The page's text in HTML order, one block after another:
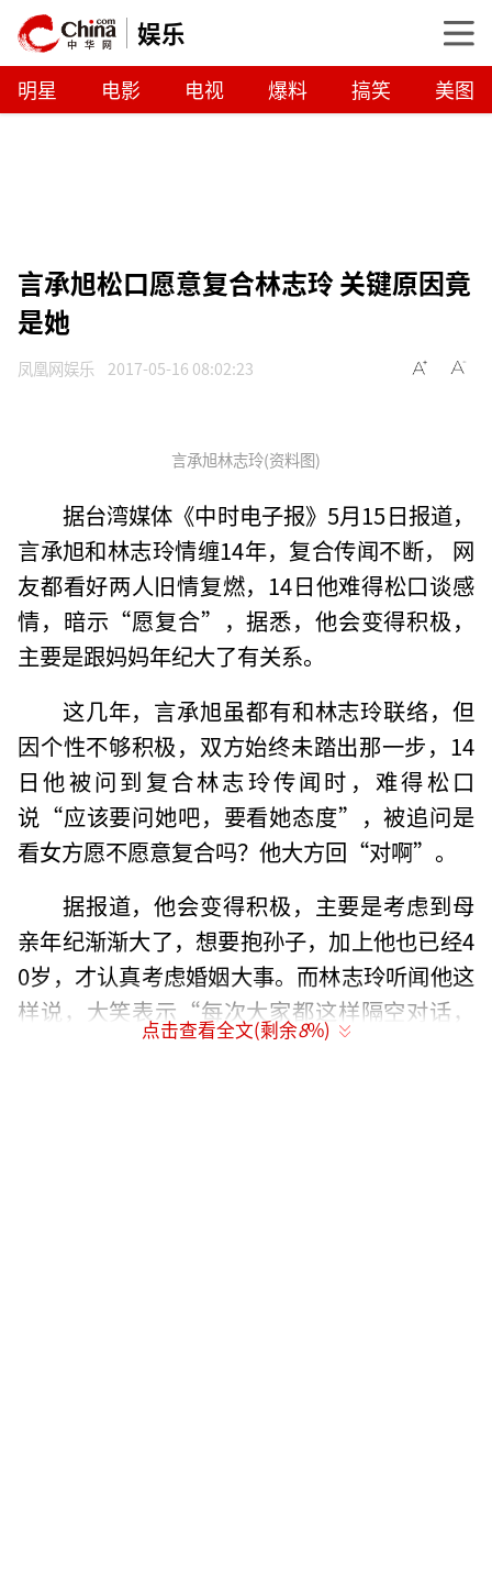
娱乐
明星 电影 电视 爆料 搞笑 美图
言承旭松口愿意复合林志玲 关键原因竟
是她
凤凰网娱乐 2017-05-16 08:02:23
言承旭林志玲(资料图)
据台湾媒体《中时电子报》5月15日报道，
言承旭和林志玲情缠14年，复合传闻不断， 网
友都看好两人旧情复燃，14日他难得松口谈感
情，暗示“愿复合”，据悉，他会变得积极，
主要是跟妈妈年纪大了有关系。
这几年，言承旭虽都有和林志玲联络，但
因个性不够积极，双方始终未踏出那一步，14
日他被问到复合林志玲传闻时，难得松口
说“应该要问她吧，要看她态度”，被追问是
看女方愿不愿意复合吗？他大方回“对啊”。
据报道，他会变得积极，主要是考虑到母
亲年纪渐渐大了，想要抱孙子，加上他也已经4
0岁，才认真考虑婚姻大事。而林志玲听闻他这
样说，大笑表示“每次大家都这样隔空对话，
我们可能要换一个同样的通讯软件。”没把话
点击查看全文(剩余8%)